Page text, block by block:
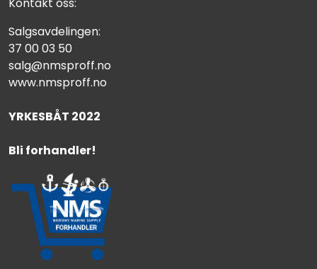
Kontakt oss:
Salgsavdelingen:
37 00 03 50
salg@nmsproff.no
www.nmsproff.no
YRKESBÅT 2022
Bli forhandler!